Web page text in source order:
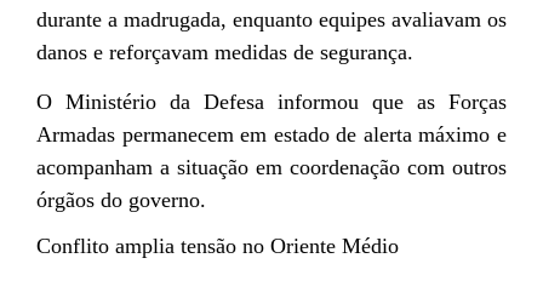
durante a madrugada, enquanto equipes avaliavam os
danos e reforçavam medidas de segurança.
O Ministério da Defesa informou que as Forças
Armadas permanecem em estado de alerta máximo e
acompanham a situação em coordenação com outros
órgãos do governo.
Conflito amplia tensão no Oriente Médio